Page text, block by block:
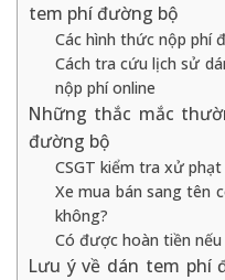
tem phí đường bộ
Các hình thức nộp phí
Cách tra cứu lịch sử
nộp phí online
Những thắc mắc
đường bộ
CSGT kiểm tra xử
Xe mua bán sang tên
không?
Có được hoàn tiền
Lưu ý về dán tem phí